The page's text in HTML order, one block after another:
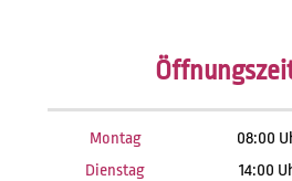
Montag
08:00
Dienstag
14:00